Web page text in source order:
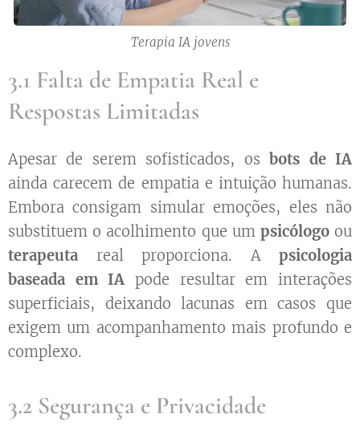
Terapia IA jovens
3.1 Falta de Empatia Real e
Respostas Limitadas
Apesar de serem sofisticados, osbots de IA
ainda carecem de empatia e intuição humanas.
Embora consigam simular emoções, eles não
substituem o acolhimento que um psicólogoou
terapeuta real proporciona. A psicologia
baseada em IA pode resultar em interações
superficiais, deixando lacunas em casos que
exigem um acompanhamento mais profundo e
complexo.
3.2 Segurança e Privacidade